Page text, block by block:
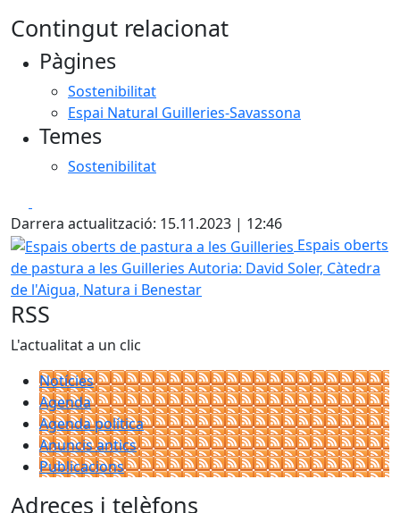
Contingut relacionat
Pàgines
Sostenibilitat
Espai Natural Guilleries-Savassona
Temes
Sostenibilitat
Darrera actualització: 15.11.2023 | 12:46
Espais oberts de pastura a les Guilleries
Espais oberts
de pastura a les Guilleries Autoria: David Soler, Càtedra
de l'Aigua, Natura i Benestar
RSS
L'actualitat a un clic
Notícies
Agenda
Agenda política
Anuncis antics
Publicacions
Adreces i telèfons